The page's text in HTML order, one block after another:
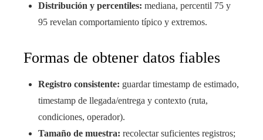
Distribución y percentiles: mediana, percentil 75 y
95 revelan comportamiento típico y extremos.
Formas de obtener datos fiables
Registro consistente: guardar timestamp de estimado,
timestamp de llegada/entrega y contexto (ruta,
condiciones, operador).
Tamaño de muestra: recolectar suficientes registros;